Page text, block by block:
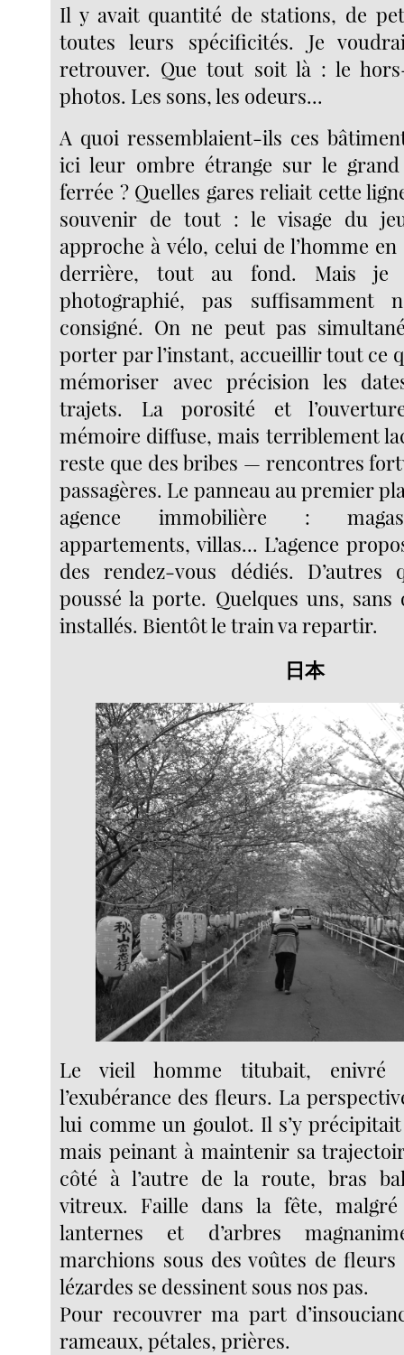
Il y avait quantité de stations, de
toutes leurs spécificités. Je
retrouver. Que tout soit là : le
photos. Les sons, les odeurs...
A quoi ressemblaient-ils ces
ici leur ombre étrange sur le
ferrée ? Quelles gares reliait cette
souvenir de tout : le visage du
approche à vélo, celui de l’homme
derrière, tout au fond. Mais je
photographié, pas suffisamment
consigné. On ne peut pas
porter par l’instant, accueillir tout ce
mémoriser avec précision les
trajets. La porosité et
mémoire diffuse, mais terriblement
reste que des bribes — rencontres
passagères. Le panneau au premier
agence immobilière :
appartements, villas... L’agence
des rendez-vous dédiés.
poussé la porte. Quelques uns,
installés. Bientôt le train va repartir.
日本
Le vieil homme titubait, enivré
l’exubérance des fleurs. La
lui comme un goulot. Il s’y précipitait
mais peinant à maintenir sa
côté à l’autre de la route, bras
vitreux. Faille dans la fête,
lanternes et d’arbres
marchions sous des voûtes de fleurs
lézardes se dessinent sous nos pas.
Pour recouvrer ma part
rameaux, pétales, prières.